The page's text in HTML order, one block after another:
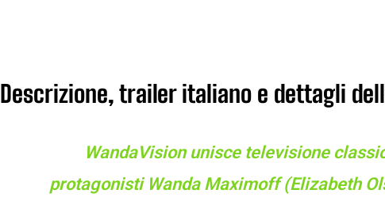
Descrizione, trailer italiano e dettagli
WandaVision unisce televisione
protagonisti Wanda Maximoff (Elizabeth